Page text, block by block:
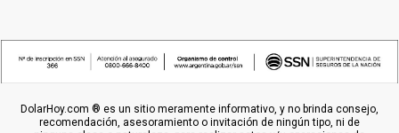
DolarHoy.com ® es un sitio meramente informativo, y no brinda consejo,
recomendación, asesoramiento o invitación de ningún tipo, ni de